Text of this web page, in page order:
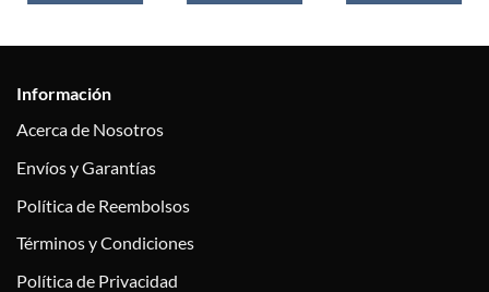
Información
Acerca de Nosotros
Envíos y Garantías
Política de Reembolsos
Términos y Condiciones
Política de Privacidad